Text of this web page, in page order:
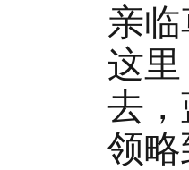
亲
这
去
领